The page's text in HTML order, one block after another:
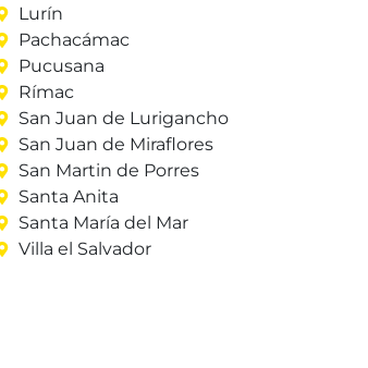
Lurín
Pachacámac
Pucusana
Rímac
San Juan de Lurigancho
San Juan de Miraflores
San Martin de Porres
Santa Anita
Santa María del Mar
Villa el Salvador